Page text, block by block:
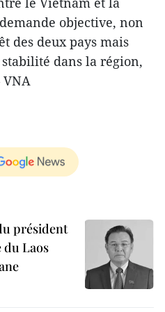
objective, non
des deux pays mais
dans la région,
président
du Laos